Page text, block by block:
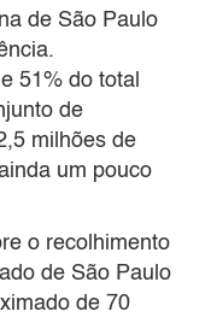
de São Paulo
51% do total
de
milhões de
um pouco
o recolhimento
de São Paulo
de 70